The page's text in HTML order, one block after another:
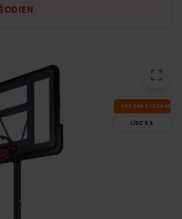
VA­SA­RAS IZ­SKA­ŅA
LĪDZ 9.8.